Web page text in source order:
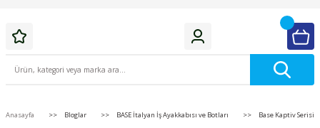
Anasayfa Bloglar BASE İtalyan İş Ayakkabısı ve Botları Base Kaptiv Serisi